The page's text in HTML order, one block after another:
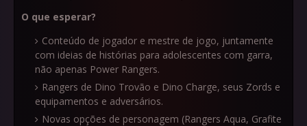
O que esperar?
Conteúdo de jogador e mestre de jogo, juntamente
com ideias de histórias para adolescentes com garra,
não apenas Power Rangers.
Rangers de Dino Trovão e Dino Charge, seus Zords e
equipamentos e adversários.
Novas opções de personagem (Rangers Aqua, Grafite